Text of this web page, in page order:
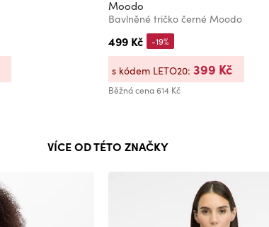
Moodo
Bavlněné tričko černé Moodo
499 Kč
Běžná cena614 Kč
-19%
s kódem LETO20: 399 Kč
VÍCE OD TÉTO ZNAČKY